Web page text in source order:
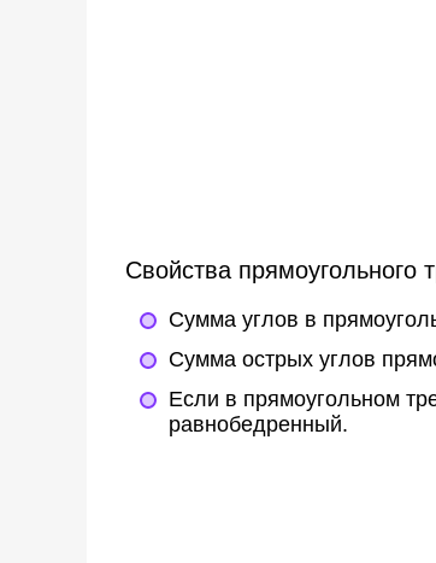
Свойства прямоугольного
Сумма углов в
Сумма острых углов
Если в прямоугольном
равнобедренный.